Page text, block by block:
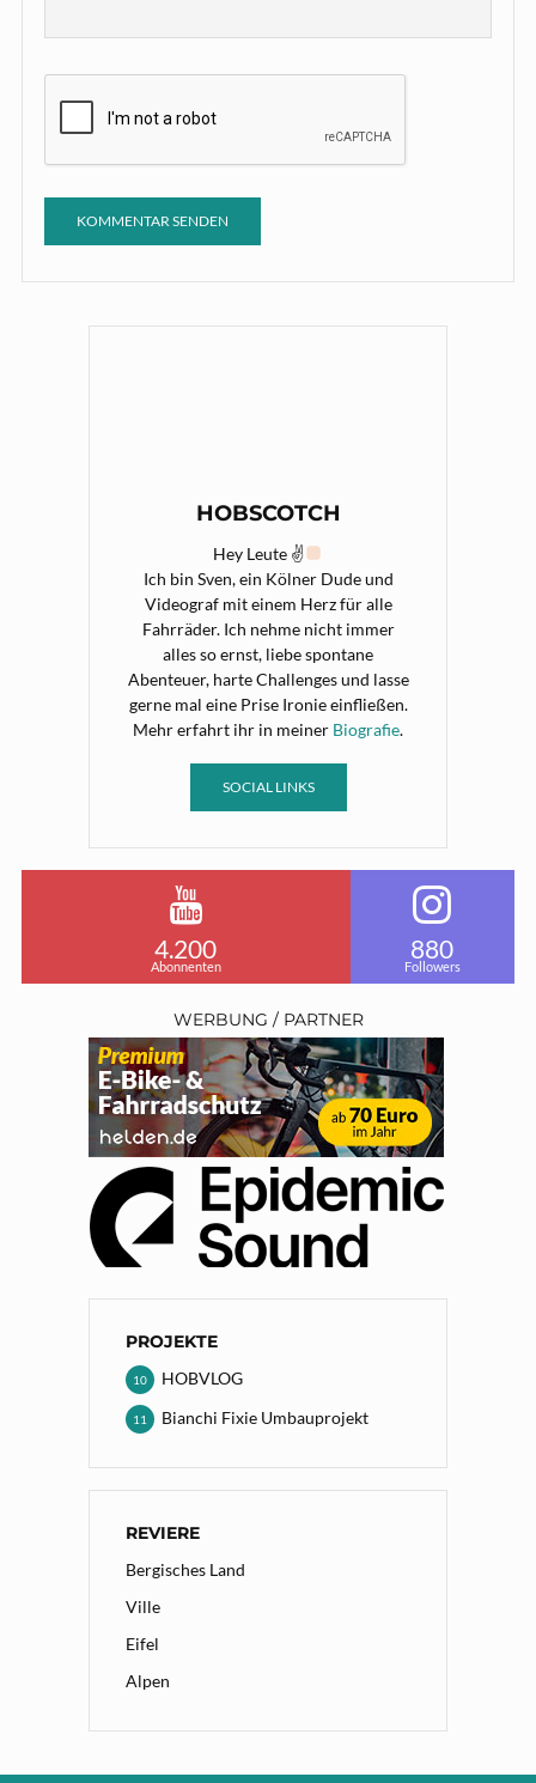
HOBSCOTCH
Hey Leute ✌
Ich bin Sven, ein Kölner Dude und
Videograf mit einem Herz für alle
Fahrräder. Ich nehme nicht immer
alles so ernst, liebe spontane
Abenteuer, harte Challenges und lasse
gerne mal eine Prise Ironie einfließen.
Mehr erfahrt ihr in meiner Biografie.
SOCIAL LINKS
4.200
Abonnenten
880
Followers
WERBUNG / PARTNER
PROJEKTE
HOBVLOG
10
Bianchi Fixie Umbauprojekt
11
REVIERE
Bergisches Land
Ville
Eifel
Alpen